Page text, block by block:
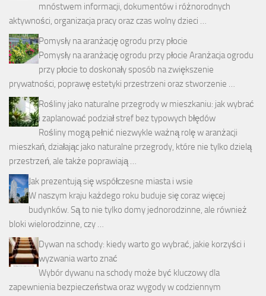
mnóstwem informacji, dokumentów i różnorodnych
aktywności, organizacja pracy oraz czas wolny dzieci …
Pomysły na aranżację ogrodu przy płocie
Pomysły na aranżację ogrodu przy płocie Aranżacja ogrodu
przy płocie to doskonały sposób na zwiększenie
prywatności, poprawę estetyki przestrzeni oraz stworzenie …
Rośliny jako naturalne przegrody w mieszkaniu: jak wybrać
i zaplanować podział stref bez typowych błędów
Rośliny mogą pełnić niezwykle ważną rolę w aranżacji
mieszkań, działając jako naturalne przegrody, które nie tylko dzielą
przestrzeń, ale także poprawiają …
Jak prezentują się współczesne miasta i wsie
W naszym kraju każdego roku buduje się coraz więcej
budynków. Są to nie tylko domy jednorodzinne, ale również
bloki wielorodzinne, czy …
Dywan na schody: kiedy warto go wybrać, jakie korzyści i
wyzwania warto znać
Wybór dywanu na schody może być kluczowy dla
zapewnienia bezpieczeństwa oraz wygody w codziennym